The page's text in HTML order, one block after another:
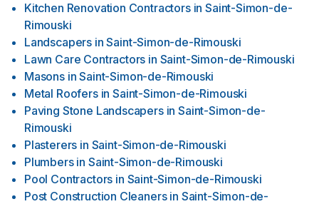
Kitchen Renovation Contractors in Saint-Simon-de-
Rimouski
Landscapers in Saint-Simon-de-Rimouski
Lawn Care Contractors in Saint-Simon-de-Rimouski
Masons in Saint-Simon-de-Rimouski
Metal Roofers in Saint-Simon-de-Rimouski
Paving Stone Landscapers in Saint-Simon-de-
Rimouski
Plasterers in Saint-Simon-de-Rimouski
Plumbers in Saint-Simon-de-Rimouski
Pool Contractors in Saint-Simon-de-Rimouski
Post Construction Cleaners in Saint-Simon-de-